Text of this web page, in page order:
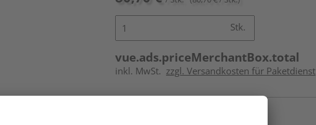
Stk.
vue.ads.priceMerchantBox.total
inkl. MwSt. zzgl. Versandkosten für Paketdienst